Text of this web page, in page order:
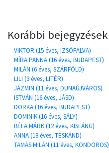
Korábbi bejegyzések
VIKTOR (15 éves, IZSÓFALVA)
MÍRA PANNA (16 éves, BUDAPEST)
MILÁN (6 éves, SZÁRFÖLD)
LILI (3 éves, LITÉR)
JÁZMIN (11 éves, DUNAÚJVÁROS)
ISTVÁN (16 éves, JÁSD)
DORKA (16 éves, BUDAPEST)
DOMINIK (16 éves, SÁLY)
BÉLA MÁRK (12 éves, KISLÁNG)
ANNA (18 éves, TESKÁND)
TAMÁS MILÁN (11 éves, KONDOROS)